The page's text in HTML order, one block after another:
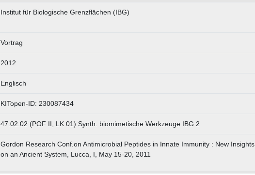
Institut für Biologische Grenzflächen (IBG)
Vortrag
2012
Englisch
KITopen-ID: 230087434
47.02.02 (POF II, LK 01) Synth. biomimetische Werkzeuge IBG 2
Gordon Research Conf.on Antimicrobial Peptides in Innate Immunity : New Insights
on an Ancient System, Lucca, I, May 15-20, 2011